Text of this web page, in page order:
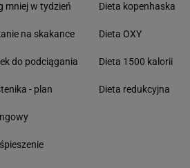
mniej w tydzień
na skakance
do podciągania
- plan
Dieta kopenhaska
Dieta OXY
Dieta 1500 kalorii
Dieta redukcyjna